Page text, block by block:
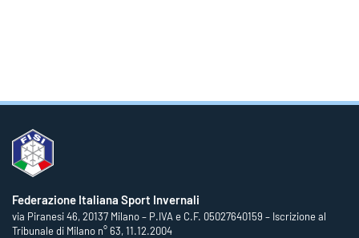
Federazione Italiana Sport Invernali
via Piranesi 46, 20137 Milano – P.IVA e C.F. 05027640159 – Iscrizione al
Tribunale di Milano n° 63, 11.12.2004